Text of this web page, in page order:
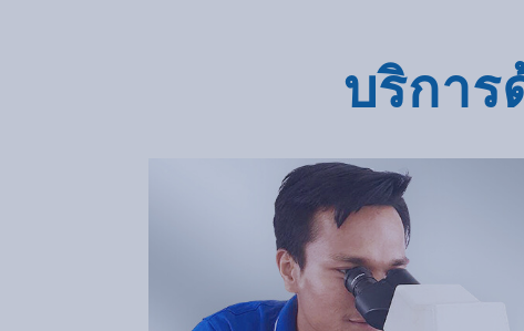
บริการ